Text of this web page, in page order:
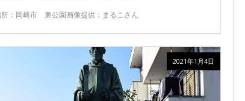
：岡崎市 東公園画像提供：まるこさん
2021年1月4日